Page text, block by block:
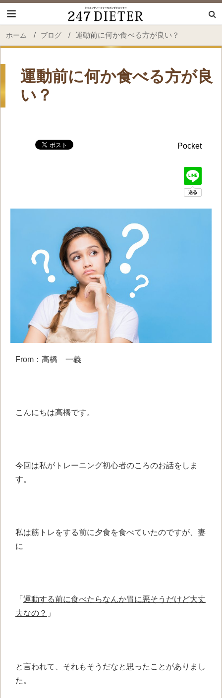
247 Dieter
ホーム / ブログ / 運動前に何か食べる方が良い？
運動前に何か食べる方が良
い？
Pocket
From：高橋 一義
こんにちは高橋です。
今回は私がトレーニング初心者のころのお話をしま
す。
私は筋トレをする前に夕食を食べていたのですが、妻
に
「 運動する前に食べたらなんか胃に悪そうだけど大丈
夫なの？ 」
と言われて、 それもそうだなと思った ことがありまし
た。